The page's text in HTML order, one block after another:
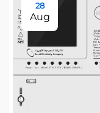
28
Aug